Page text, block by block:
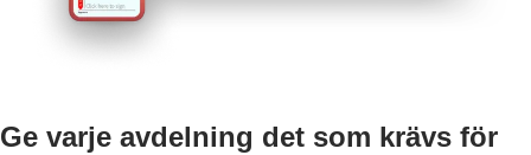
Ge varje avdelning det som krävs för